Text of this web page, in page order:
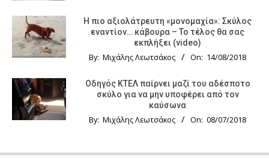
Η πιο αξιολάτρευτη «μονομαχία»: Σκύλος
εναντίον… κάβουρα – Το τέλος θα σας
εκπλήξει (video)
By: Μιχάλης Λεωτσάκος On: 14/08/2018
Οδηγός KTΕΛ παίρνει μαζί του αδέσποτο
σκύλο για να μην υποφέρει από τον
καύσωνα
By: Μιχάλης Λεωτσάκος On: 08/07/2018